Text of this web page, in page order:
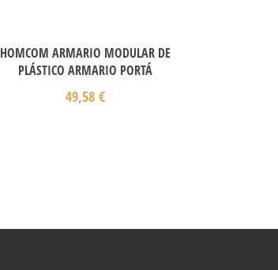
HOMCOM ARMARIO MODULAR DE
PLÁSTICO ARMARIO PORTÁ
49,58€